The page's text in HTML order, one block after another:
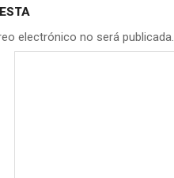
electrónico no será publicada.